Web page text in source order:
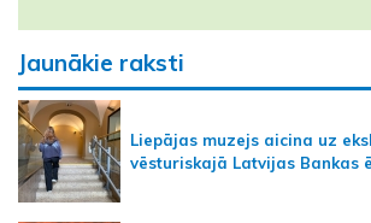
Jaunākie raksti
Liepājas muzejs aicina uz
vēsturiskajā Latvijas Bankas